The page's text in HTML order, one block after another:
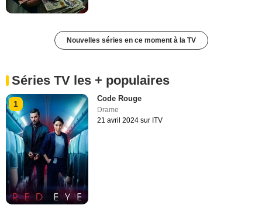
Nouvelles séries en ce moment à la TV
Séries TV les + populaires
1
Code Rouge
Drame
21 avril 2024 sur ITV